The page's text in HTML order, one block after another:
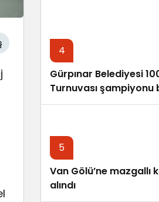
4
Gürpınar Belediyesi
Turnuvası şampiyonu
5
Van Gölü’ne mazgallı
alındı